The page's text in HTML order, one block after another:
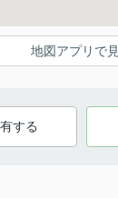
地図アプリで
する